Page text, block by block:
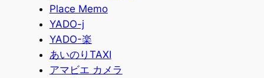
Place Memo
YADO-j
YADO-楽
あいのりTAXI
アマビエ カメラ